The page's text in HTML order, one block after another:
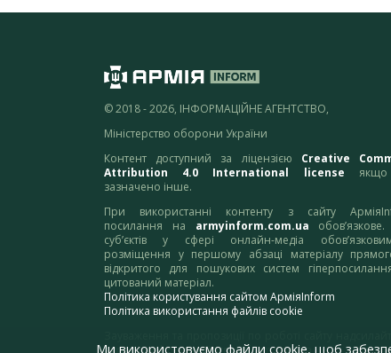
© 2018 - 2026, ІНФОРМАЦІЙНЕ АГЕНТСТВО,
Міністерство оборони України
Контент доступний за ліцензією Creative
Attribution 4.0 International license
зазначено інше.
При використанні контенту з сайту
посилання на armyinform.com.ua
суб’єктів у сфері онлайн-медіа
розміщення у першому абзаці матеріалу
відкритого для пошукових систем
цитований матеріал.
Політика користування сайтом АрміяInform
Політика використання файлів cookie
Ми використовуємо файли cookie, щоб